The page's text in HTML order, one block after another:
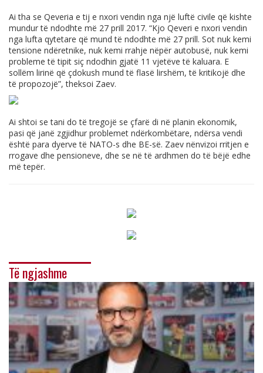
Ai tha se Qeveria e tij e nxori vendin nga një luftë civile që kishte
mundur të ndodhte më 27 prill 2017. “Kjo Qeveri e nxori vendin
nga lufta qytetare që mund të ndodhte më 27 prill. Sot nuk kemi
tensione ndëretnike, nuk kemi rrahje nëpër autobusë, nuk kemi
probleme të tipit siç ndodhin gjatë 11 vjetëve të kaluara. E
sollëm lirinë që çdokush mund të flasë lirshëm, të kritikojë dhe
të propozojë”, theksoi Zaev.
Ai shtoi se tani do të tregojë se çfarë di në planin ekonomik,
pasi që janë zgjidhur problemet ndërkombëtare, ndërsa vendi
është para dyerve të NATO-s dhe BE-së. Zaev nënvizoi rritjen e
rrogave dhe pensioneve, dhe se në të ardhmen do të bëjë edhe
më tepër.
Të ngjashme